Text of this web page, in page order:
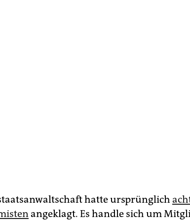
hatte ursprünglich
angeklagt. Es handle sich um